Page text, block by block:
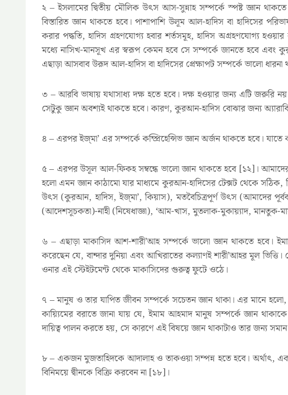
২ – ইসলামের দ্বিতীয় মৌলিক উৎস আস-সুন্নাহ সম্পর্কে স্পষ্ট জ্ঞান
বিস্তারিত জ্ঞান থাকতে হবে। পাশাপাশি উলূম আল-হাদিস বা হাদিসের
করার পদ্ধতি, হাদিস গ্রহণযোগ্য হবার শর্তসমূহ, হাদিস অগ্রহণযোগ্য
মধ্যে নাসিখ-মানসূখ এর স্বরূপ কেমন হবে সে সম্পর্কে জানতে হবে এবং
এছাড়া আসবাব উরূদ আল-হাদিস বা হাদিসের প্রেক্ষাপট সম্পর্কে ভালো
৩ – আরবি ভাষায় যথাসাধ্য দক্ষ হতে হবে। দক্ষ হওয়ার জন্য এটি জরুরি
সেটুকু জ্ঞান অবশ্যই থাকতে হবে। কারণ, কুরআন-হাদিস বোঝার জন্য
৪ – এরপর ইজ্মা’ এর সম্পর্কে কম্প্রিহেন্সিভ জ্ঞান অর্জন থাকতে হবে।
৫ – এরপর উসূল আল-ফিকহ সম্বন্ধে ভালো জ্ঞান থাকতে হবে [১২]।
হলো এমন জ্ঞান কাঠামো যার মাধ্যমে কুরআন-হাদিসের টেক্সট থেকে সঠিক,
উৎস (কুরআন, হাদিস, ইজ্মা’, কিয়াস), মতবৈচিত্রপূর্ণ উৎস (আমাদের
(আদেশসূচকতা)-নাহী (নিষেধাজ্ঞা), ‘আম-খাস, মুতলাক-মুকায়্যাদ, মানতুক-
৬ – এছাড়া মাকাসিদ আশ-শারী’আহ সম্পর্কে ভালো জ্ঞান থাকতে হবে।
করেছেন যে, বান্দার দুনিয়া এবং আখিরাতের কল্যাণই শারী’আহর মূল
ওনার এই স্টেইটমেন্ট থেকে মাকাসিদের গুরুত্ব ফুটে ওঠে।
৭ – মানুষ ও তার যাপিত জীবন সম্পর্কে সচেতন জ্ঞান থাকা। এর মানে
কায়্যিমের বরাতে জানা যায় যে, ইমাম আহমাদ মানুষ সম্পর্কে জ্ঞান
দায়িত্ব পালন করতে হয়, সে কারণে এই বিষয়ে জ্ঞান থাকাটাও তার জন্য
৮ – একজন মুজতাহিদকে আদালাহ ও তাকওয়া সম্পন্ন হতে হবে। অর্থাৎ,
বিনিময়ে দ্বীনকে বিক্রি করবেন না [১৮]।